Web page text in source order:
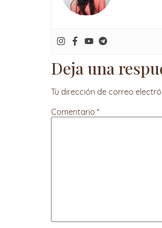
Deja una
Tu dirección de correo
Comentario *